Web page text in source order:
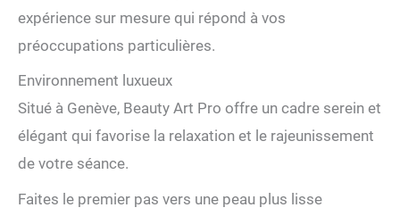
expérience sur mesure qui répond à vos
préoccupations particulières.
Environnement luxueux
Situé à Genève, Beauty Art Pro offre un cadre serein et
élégant qui favorise la relaxation et le rajeunissement
de votre séance.
Faites le premier pas vers une peau plus lisse